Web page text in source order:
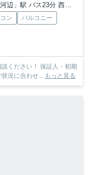
ス23分 西東京バス「霞町新町」 停歩18分
ン
バルコニー
保証人・初期
況に合わせ... もっと見る